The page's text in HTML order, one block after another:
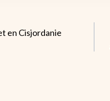
en Cisjordanie